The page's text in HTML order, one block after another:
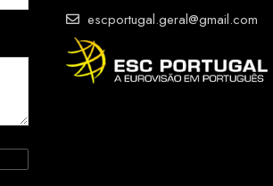
escportugal.geral@gmail.com